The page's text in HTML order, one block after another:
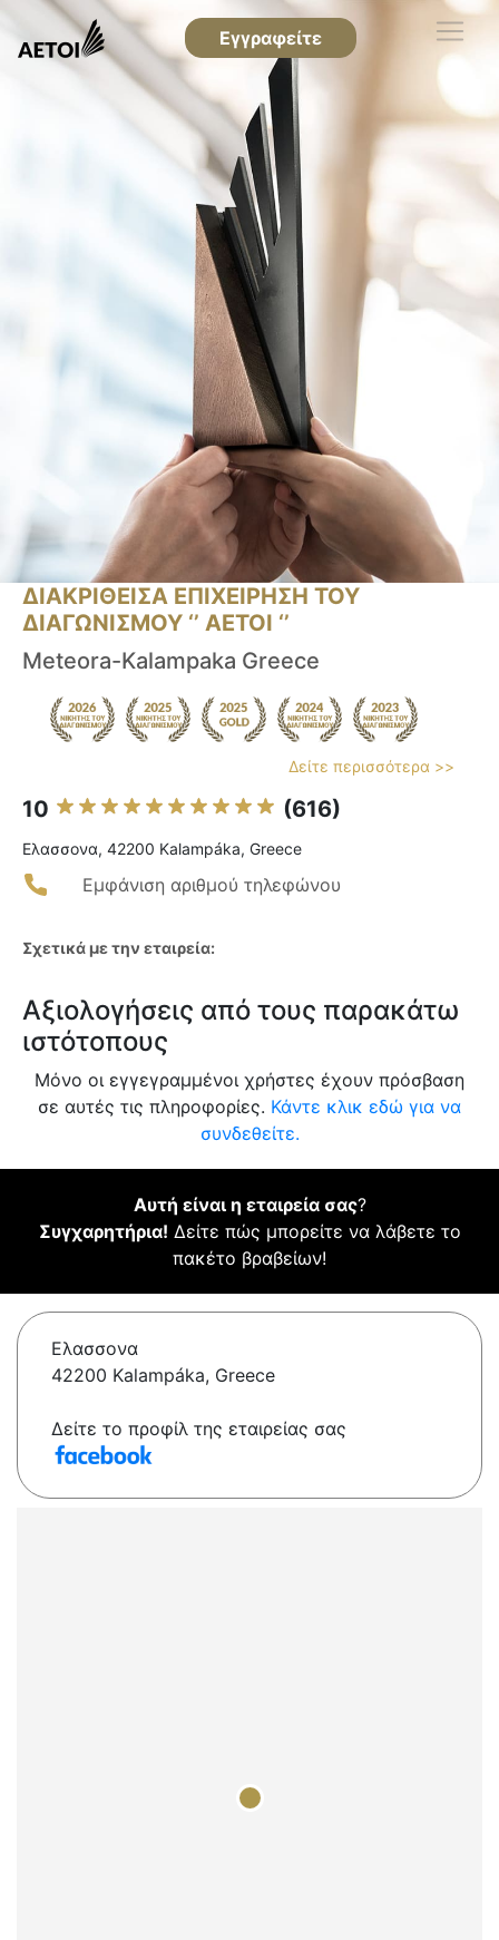
Εγγραφείτε
ΔΙΑΚΡΙΘΕΙΣΑ ΕΠΙΧΕΙΡΗΣΗ ΤΟΥ
ΔΙΑΓΩΝΙΣΜΟΥ ‘’ ΑΕΤΟΙ ‘’
Meteora-Kalampaka Greece
Δείτε περισσότερα >>
10 (616)
Ελασσονα, 42200 Kalampáka, Greece
Εμφάνιση αριθμού τηλεφώνου
Σχετικά με την εταιρεία:
Αξιολογήσεις από τους παρακάτω
ιστότοπους
Μόνο οι εγγεγραμμένοι χρήστες έχουν πρόσβαση
σε αυτές τις πληροφορίες. Κάντε κλικ εδώ για να
συνδεθείτε.
Αυτή είναι η εταιρεία σας?
Συγχαρητήρια! Δείτε πώς μπορείτε να λάβετε το
πακέτο βραβείων!
Ελασσονα
42200 Kalampáka, Greece
Δείτε το προφίλ της εταιρείας σας